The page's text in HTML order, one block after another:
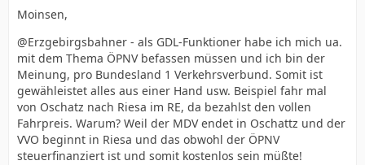
Moinsen,
@Erzgebirgsbahner - als GDL-Funktioner habe ich mich ua.
mit dem Thema ÖPNV befassen müssen und ich bin der
Meinung, pro Bundesland 1 Verkehrsverbund. Somit ist
gewähleistet alles aus einer Hand usw. Beispiel fahr mal
von Oschatz nach Riesa im RE, da bezahlst den vollen
Fahrpreis. Warum? Weil der MDV endet in Oschattz und der
VVO beginnt in Riesa und das obwohl der ÖPNV
steuerfinanziert ist und somit kostenlos sein müßte!